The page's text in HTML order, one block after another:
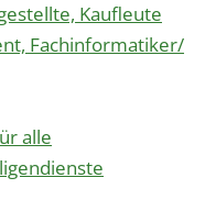
Kaufleute
Fachinformatiker/
alle